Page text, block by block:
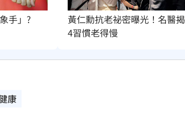
手」?
黃仁勳抗老祕密曝光！名醫揭
4習慣老得慢
康